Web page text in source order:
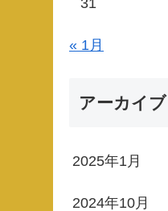
31
« 1月
アーカイブ
2025年1月
2024年10月